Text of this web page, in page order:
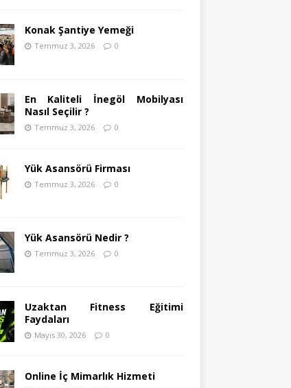
Konak Şantiye Yemeği
Temmuz 3, 2026 0
En Kaliteli İnegöl Mobilyası
Nasıl Seçilir ?
Temmuz 3, 2026 0
Yük Asansörü Firması
Temmuz 3, 2026 0
Yük Asansörü Nedir ?
Temmuz 3, 2026 0
Uzaktan Fitness Eğitimi
Faydaları
Mayıs 30, 2026 0
Online İç Mimarlık Hizmeti